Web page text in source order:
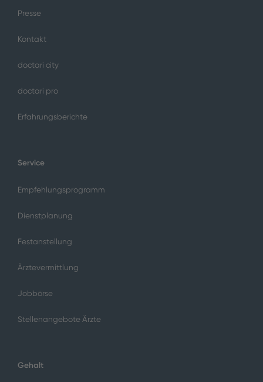
Presse
Kontakt
doctari city
doctari pro
Erfahrungsberichte
Service
Empfehlungsprogramm
Dienstplanung
Festanstellung
Ärztevermittlung
Jobbörse
Stellenangebote Ärzte
Gehalt